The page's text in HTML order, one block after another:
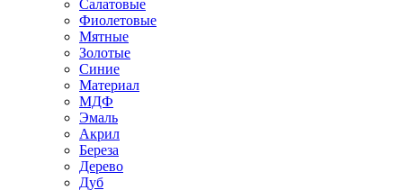
Салатовые
Фиолетовые
Мятные
Золотые
Синие
Материал
МДФ
Эмаль
Акрил
Береза
Дерево
Дуб